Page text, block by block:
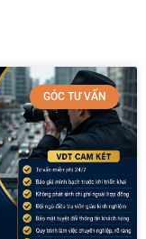
GÓC TƯ VẤN